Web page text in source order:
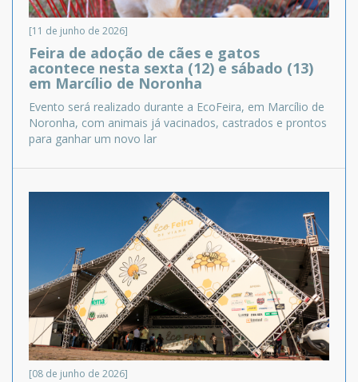
[11 de junho de 2026]
Feira de adoção de cães e gatos
acontece nesta sexta (12) e sábado (13)
em Marcílio de Noronha
Evento será realizado durante a EcoFeira, em Marcílio de
Noronha, com animais já vacinados, castrados e prontos
para ganhar um novo lar
[08 de junho de 2026]